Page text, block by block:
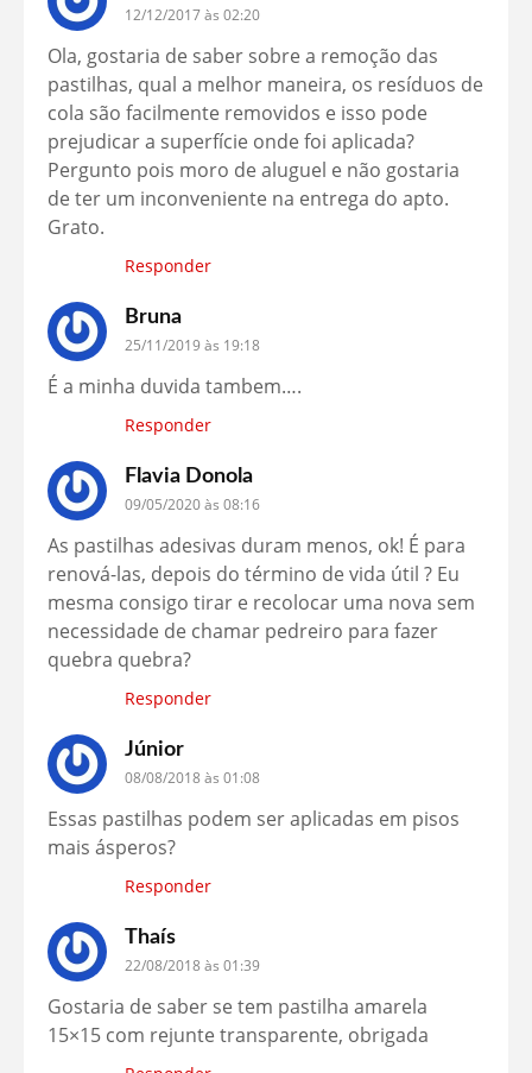
12/12/2017 às 02:20
Ola, gostaria de saber sobre a remoção das
pastilhas, qual a melhor maneira, os resíduos de
cola são facilmente removidos e isso pode
prejudicar a superfície onde foi aplicada?
Pergunto pois moro de aluguel e não gostaria
de ter um inconveniente na entrega do apto.
Grato.
Responder
Bruna
25/11/2019 às 19:18
É a minha duvida tambem….
Responder
Flavia Donola
09/05/2020 às 08:16
As pastilhas adesivas duram menos, ok! É para
renová-las, depois do término de vida útil ? Eu
mesma consigo tirar e recolocar uma nova sem
necessidade de chamar pedreiro para fazer
quebra quebra?
Responder
Júnior
08/08/2018 às 01:08
Essas pastilhas podem ser aplicadas em pisos
mais ásperos?
Responder
Thaís
22/08/2018 às 01:39
Gostaria de saber se tem pastilha amarela
15×15 com rejunte transparente, obrigada